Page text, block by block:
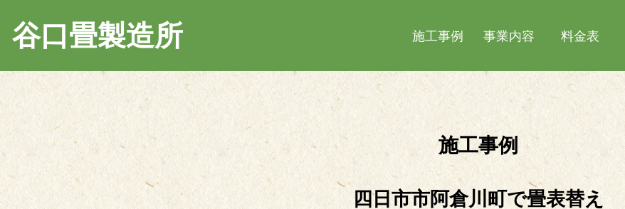
谷口畳製造所 施工事例 事業内容 料金表
施工事例
四日市市阿倉川町で畳表替え